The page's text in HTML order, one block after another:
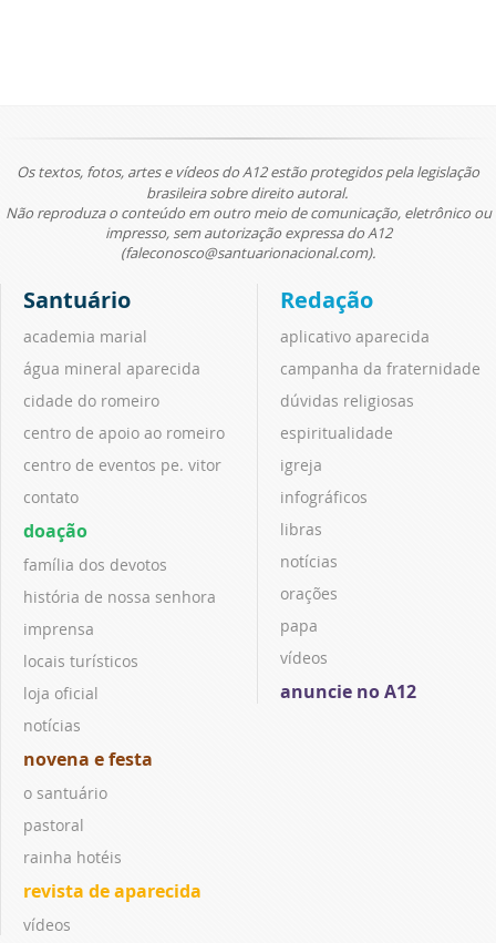
Os textos, fotos, artes e vídeos do A12 estão protegidos pela legislação
brasileira sobre direito autoral.
Não reproduza o conteúdo em outro meio de comunicação, eletrônico ou
impresso, sem autorização expressa do A12
(faleconosco@santuarionacional.com).
Santuário
academia marial
água mineral aparecida
cidade do romeiro
centro de apoio ao romeiro
centro de eventos pe. vitor
contato
doação
família dos devotos
história de nossa senhora
imprensa
locais turísticos
loja oficial
notícias
novena e festa
o santuário
pastoral
rainha hotéis
revista de aparecida
vídeos
Redação
aplicativo aparecida
campanha da fraternidade
dúvidas religiosas
espiritualidade
igreja
infográficos
libras
notícias
orações
papa
vídeos
anuncie no A12